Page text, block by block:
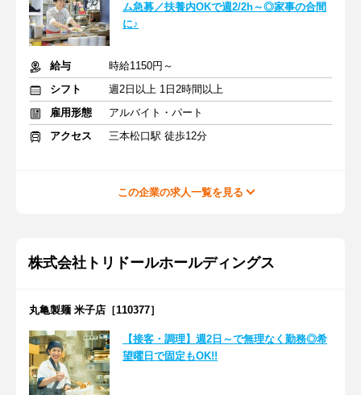
ム急募／扶養内OKで週2/2h～◎家事の合間
に♪
給与
時給1150円～
シフト
週2日以上 1日2時間以上
雇用形態
アルバイト・パート
アクセス
三本松口駅 徒歩12分
この企業の求人一覧を見る
株式会社トリドールホールディングス
丸亀製麺 米子店［110377］
【接客・調理】週2日～で無理なく勤務◎希
望曜日で固定もOK!!